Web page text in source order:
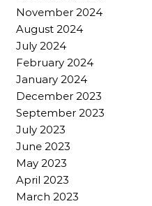
November 2024
August 2024
July 2024
February 2024
January 2024
December 2023
September 2023
July 2023
June 2023
May 2023
April 2023
March 2023